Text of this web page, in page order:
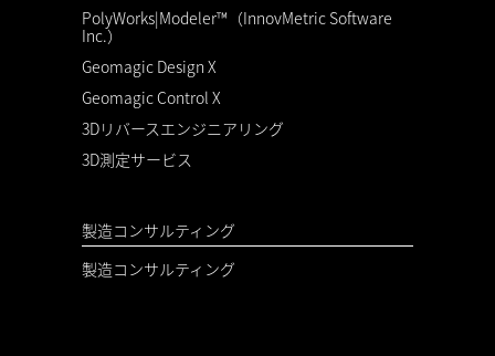
PolyWorks|Modeler™（InnovMetric Software
Inc.）
Geomagic Design X
Geomagic Control X
3Dリバースエンジニアリング
3D測定サービス
製造コンサルティング
製造コンサルティング